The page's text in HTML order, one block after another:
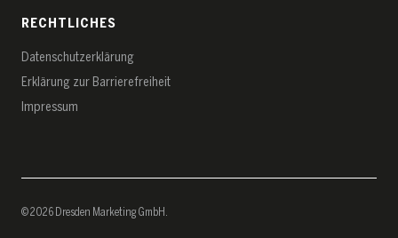
RECHTLICHES
Datenschutz­erklärung
Erklärung zur Barrierefreiheit
Impressum
© 2026 Dresden Marketing GmbH